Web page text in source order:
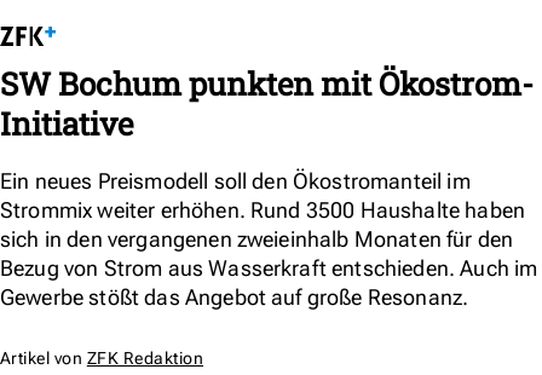
SW Bochum punkten mit Ökostrom-
Initiative
Ein neues Preismodell soll den Ökostromanteil im
Strommix weiter erhöhen. Rund 3500 Haushalte haben
sich in den vergangenen zweieinhalb Monaten für den
Bezug von Strom aus Wasserkraft entschieden. Auch im
Gewerbe stößt das Angebot auf große Resonanz.
Artikel von ZFK Redaktion